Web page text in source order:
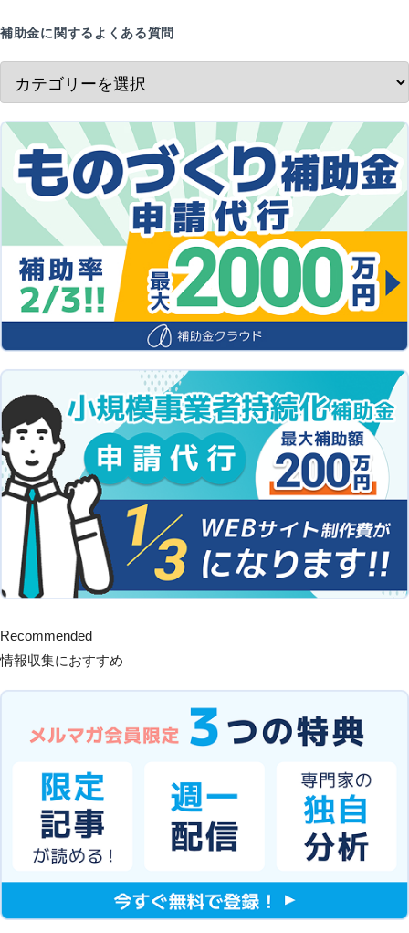
補助金に関するよくある質問
Recommended
情報収集におすすめ